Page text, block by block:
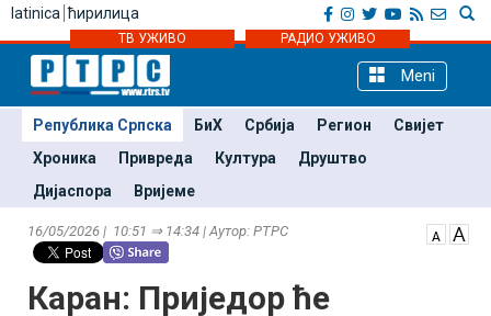
latinica ћирилица
ТВ УЖИВО РАДИО УЖИВО
Meni
Република Српска БиХ Србија Регион
Свијет
Хроника
Привреда Култура
Друштво
Дијаспора
Вријеме
16/05/2026 | 10:51 ⇒ 14:34 | Аутор: РТРС
Каран: Приједор ће